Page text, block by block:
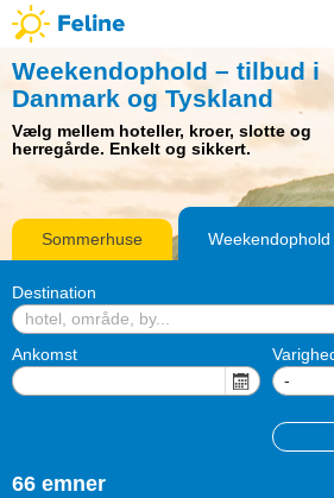
Weekendophold – tilbud i
Danmark og Tyskland
Vælg mellem hoteller, kroer, slotte og
herregårde. Enkelt og sikkert.
Sommerhuse Weekendophold
Destination
Ankomst
66 emner